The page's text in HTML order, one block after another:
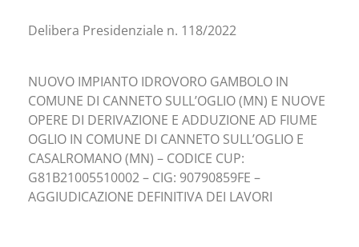
Delibera Presidenziale n. 118/2022
NUOVO IMPIANTO IDROVORO GAMBOLO IN
COMUNE DI CANNETO SULL’OGLIO (MN) E NUOVE
OPERE DI DERIVAZIONE E ADDUZIONE AD FIUME
OGLIO IN COMUNE DI CANNETO SULL’OGLIO E
CASALROMANO (MN) – CODICE CUP:
G81B21005510002 – CIG: 90790859FE –
AGGIUDICAZIONE DEFINITIVA DEI LAVORI